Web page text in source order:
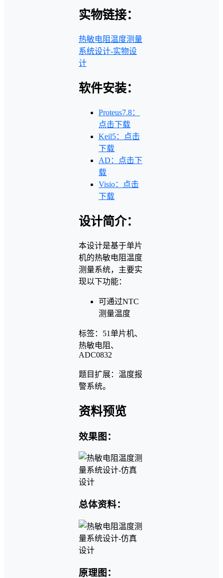
实物链接：
热敏电阻温度测量
系统设计-实物设
计
软件安装：
Proteus7.8：
点击下载
Keil5：点击
下载
AD：点击下
载
Visio：点击
下载
设计简介：
本设计是基于单片
机的热敏电阻温度
测量系统，主要实
现以下功能：
可通过NTC
测量温度
标签：51单片机、
热敏电阻、
ADC0832
题目扩展：温度报
警系统。
资料预览
效果图：
总体资料：
原理图：